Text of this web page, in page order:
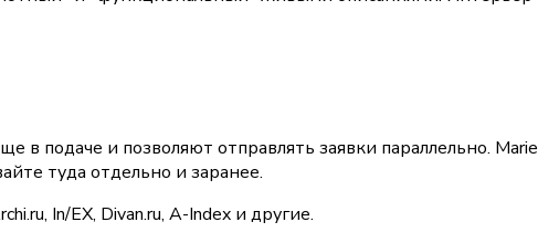
в подаче и позволяют отправлять заявки параллельно. Marie
туда отдельно и заранее.
In/EX, Divan.ru, A-Index и другие.